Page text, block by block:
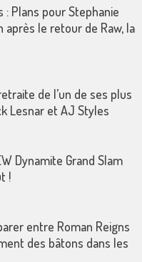
: Plans pour Stephanie
après le retour de Raw, la
de l’un de ses plus
Lesnar et AJ Styles
Dynamite Grand Slam
!
entre Roman Reigns
des bâtons dans les